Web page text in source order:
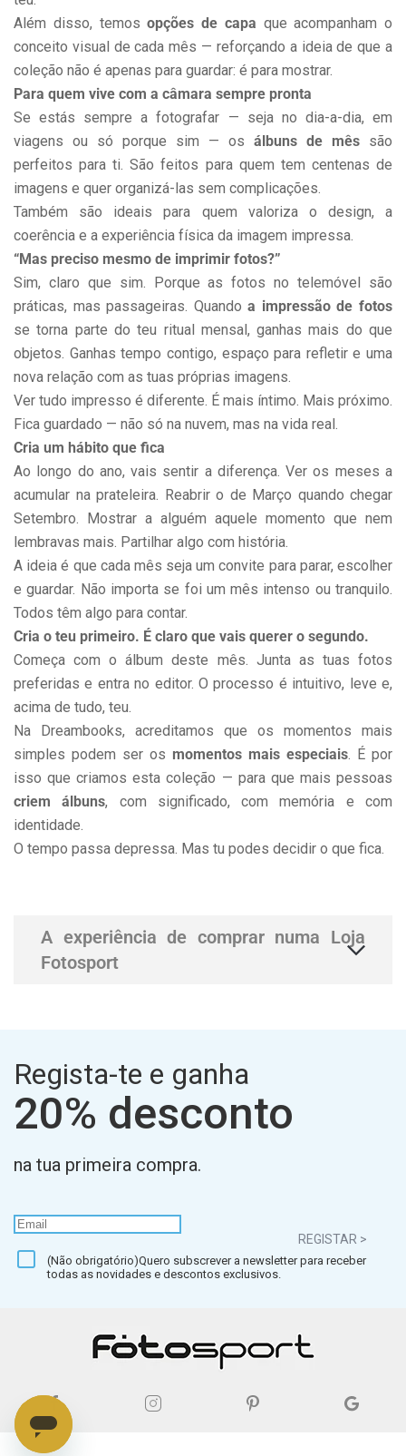
Além disso, temosopções de capa que acompanham o
conceito visual de cada mês — reforçando a ideia de que a
coleção não é apenas para guardar: é para mostrar.
Para quem vive com a câmara sempre pronta
Se estás sempre a fotografar — seja no dia-a-dia, em
viagens ou só porque sim — os álbuns de mês são
perfeitos para ti. São feitos para quem tem centenas de
imagens e quer organizá-las sem complicações.
Também são ideais para quem valoriza o design, a
coerência e a experiência física da imagem impressa.
“Mas preciso mesmo de imprimir fotos?”
Sim, claro que sim. Porque as fotos no telemóvel são
práticas, mas passageiras. Quandoa impressão de fotos
se torna parte do teu ritual mensal, ganhas mais do que
objetos. Ganhas tempo contigo, espaço para refletir e uma
nova relação com as tuas próprias imagens.
Ver tudo impresso é diferente. É mais íntimo. Mais próximo.
Fica guardado — não só na nuvem, mas na vida real.
Cria um hábito que fica
Ao longo do ano, vais sentir a diferença. Ver os meses a
acumular na prateleira. Reabrir o de Março quando chegar
Setembro. Mostrar a alguém aquele momento que nem
lembravas mais. Partilhar algo com história.
A ideia é que cada mês seja um convite para parar, escolher
e guardar. Não importa se foi um mês intenso ou tranquilo.
Todos têm algo para contar.
Cria o teu primeiro. É claro que vais querer o segundo.
Começa com o álbum deste mês. Junta as tuas fotos
preferidas e entra no editor. O processo é intuitivo, leve e,
acima de tudo, teu.
Na Dreambooks, acreditamos que os momentos mais
simples podem ser os momentos mais especiais. É por
isso que criamos esta coleção — para que mais pessoas
criem álbuns, com significado, com memória e com
identidade.
O tempo passa depressa. Mas tu podes decidir o que fica.
A experiência de comprar numa Loja
Fotosport
Regista-te e ganha
20% desconto
na tua primeira compra.
REGISTAR >
(Não obrigatório)Quero subscrever a newsletter para receber
todas as novidades e descontos exclusivos.